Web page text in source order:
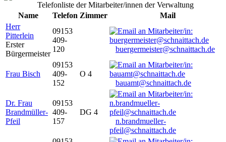
Telefonliste der Mitarbeiter/innen der Verwaltung
Name
Telefon Zimmer
Mail
Herr
Pitterlein
Erster
Bürgermeister
09153
409-
120
buergermeister@schnaittach.de
Frau Bisch
09153
409-
152
O 4
bauamt@schnaittach.de
Dr. Frau
Brandmüller-
Pfeil
09153
409-
157
DG 4
n.brandmueller-
pfeil@schnaittach.de